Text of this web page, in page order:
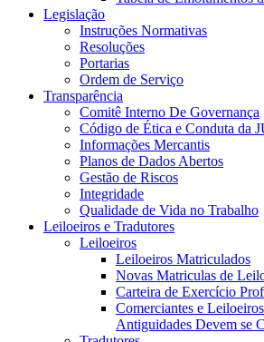
Legislação
Instruções Normativas
Resoluções
Portarias
Ordem de Serviço
Transparência
Comitê Interno De Governança
Código de Ética e Conduta da
Informações Mercantis
Planos de Dados Abertos
Gestão de Riscos
Integridade
Qualidade de Vida no Trabalho
Leiloeiros e Tradutores
Leiloeiros
Leiloeiros Matriculados
Novas Matriculas de
Carteira de Exercício
Comerciantes e
Antiguidades Devem se